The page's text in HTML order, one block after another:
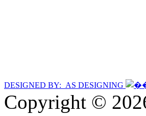
DESIGNED BY: AS DESIGNING
Copyright ©